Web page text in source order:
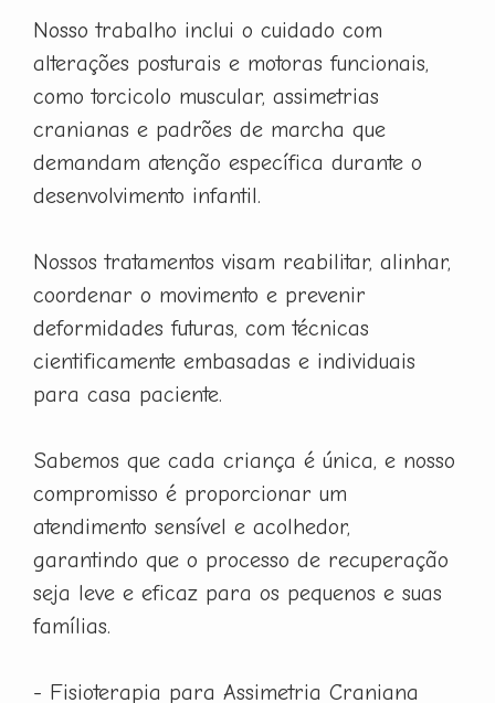
Nosso trabalho inclui o cuidado com
alterações posturais e motoras funcionais,
como torcicolo muscular, assimetrias
cranianas e padrões de marcha que
demandam atenção específica durante o
desenvolvimento infantil.
Nossos tratamentos visam reabilitar, alinhar,
coordenar o movimento e prevenir
deformidades futuras, com técnicas
cientificamente embasadas e individuais
para casa paciente.
Sabemos que cada criança é única, e nosso
compromisso é proporcionar um
atendimento sensível e acolhedor,
garantindo que o processo de recuperação
seja leve e eficaz para os pequenos e suas
famílias.
- Fisioterapia para Assimetria Craniana